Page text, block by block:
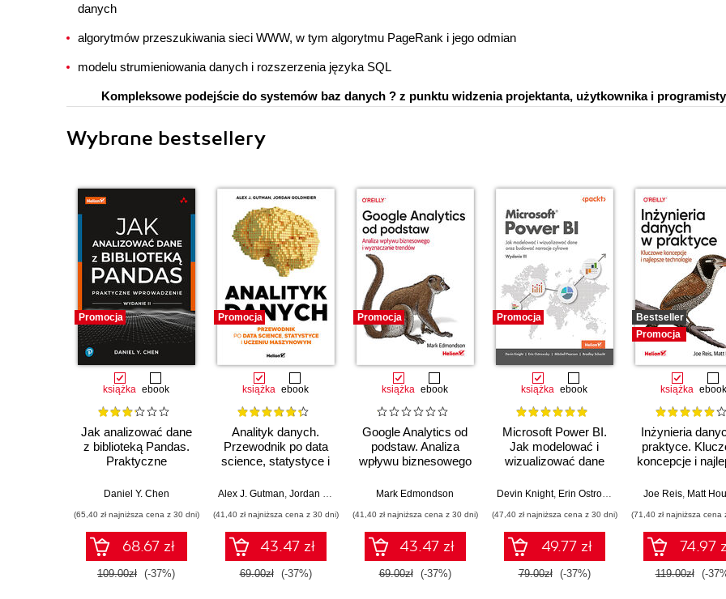
danych
algorytmów przeszukiwania sieci WWW, w tym algorytmu PageRank i jego odmian
modelu strumieniowania danych i rozszerzenia języka SQL
Kompleksowe podejście do systemów baz danych ? z punktu widzenia projektanta, użytkownika i
Wybrane bestsellery
Promocja
książka ebook
Jak analizować dane
z biblioteką Pandas.
Praktyczne
Wydanie II
Daniel Y. Chen
(65,40 zł najniższa cena z 30 dni)
68.67 zł
109.00zł (-37%)
Promocja
książka ebook
Analityk danych.
Przewodnik po data
science, statystyce i
maszynowym
Alex J. Gutman, Jordan Goldmeier
(41,40 zł najniższa cena z 30 dni)
43.47 zł
69.00zł (-37%)
Promocja
książka ebook
Google Analytics od
podstaw. Analiza
wpływu biznesowego
trendów
Mark Edmondson
(41,40 zł najniższa cena z 30 dni)
43.47 zł
69.00zł (-37%)
Promocja
książka ebook
Microsoft Power BI.
Jak modelować i
wizualizować dane
narracje cyfrowe.
Devin Knight, Erin Ostrowsky Mitchell Pearson,
(47,40 zł najniższa cena z 30 dni)
49.77 zł
79.00zł (-37%)
Bestseller
Promocja
książka ebook
Inżynieria
praktyce.
koncepcje i
Joe Reis, Matt
(71,40 zł najniższa cena
74.97
119.00zł (-